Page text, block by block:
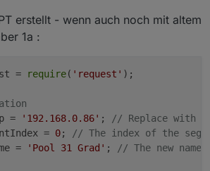
erstellt - wenn auch noch mit altem
1a :
= require( 'request' );
= '192.168.0.86' ;
// Replace with
= 0;
// The index of the
= 'Pool 31 Grad' ; // The new